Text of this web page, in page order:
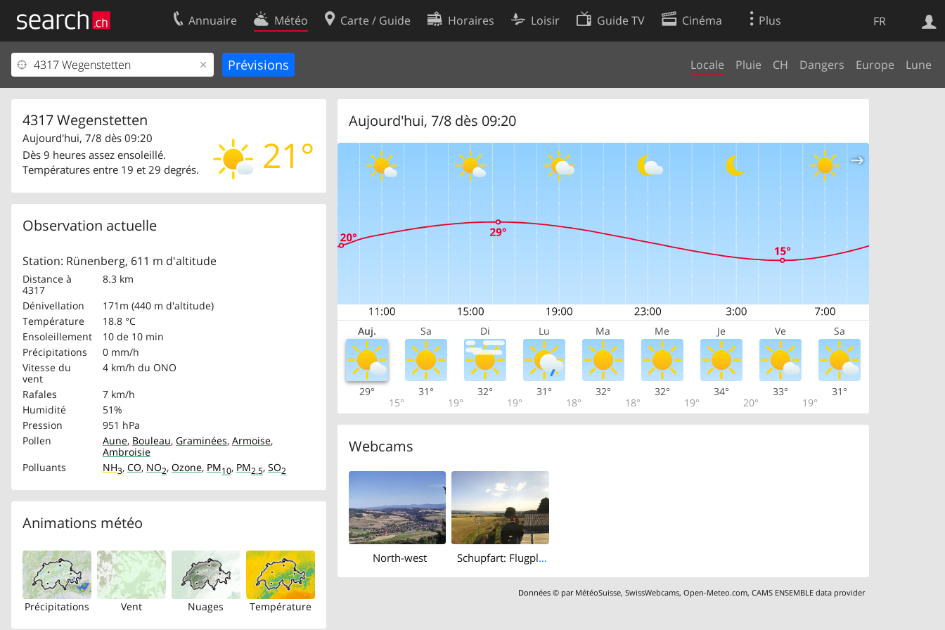
FR
Annuaire Météo Carte / Guide Horaires Loisir Guide TV Cinéma Plus
Locale Pluie CH Dangers Europe Lune
4317 Wegenstetten
21°
Aujourd'hui, 7/8 dès 09:20
Dès 9 heures assez ensoleillé.
Températures entre 19 et 29 degrés.
Observation actuelle
Station: Rünenberg, 611 m d'altitude
Distance à
4317
8.3 km
Dénivellation
171m (440 m d'altitude)
Température
18.8 °C
Ensoleillement
10 de 10 min
Précipitations
0 mm/h
Vitesse du
vent
4 km/h du ONO
Rafales
7 km/h
Humidité
51%
Pression
951 hPa
Pollen
Aune, Bouleau, Graminées, Armoise,
Ambroisie
Polluants
NH3, CO, NO2, Ozone, PM10, PM2.5, SO2
Animations météo
Précipitations Vent Nuages Température
Aujourd'hui, 7/8 dès 09:20
Auj. Sa Di Lu Ma Me Je Ve Sa
29°
15°
31°
19°
32°
19°
31°
18°
32°
18°
32°
19°
34°
20°
33°
19°
31°
Webcams
North-west Schupfart: Flugplatz Fricktal-Schupfart
Données © par MétéoSuisse,SwissWebcams,Open-Meteo.com,CAMS ENSEMBLE data provider
Web
Votre inscription
Centre clients
Contact
Conditions d’utilisation
Préférences de cookies